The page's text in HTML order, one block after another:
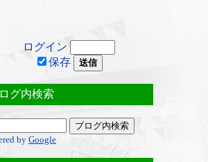
ログイン
保存
グ内検索
byGoogle